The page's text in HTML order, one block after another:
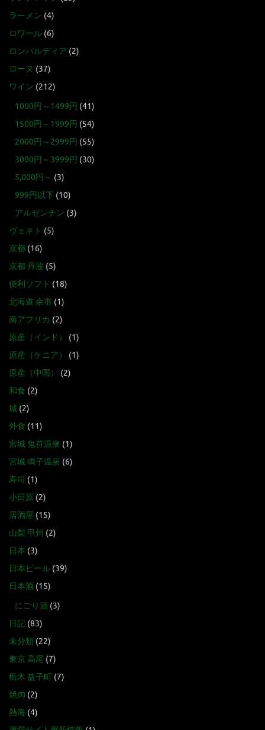
ラーメン (4)
ロワール (6)
ロンバルディア (2)
ローヌ (37)
ワイン (212)
1000円～1499円 (41)
1500円～1999円 (54)
2000円～2999円 (55)
3000円～3999円 (30)
5,000円～ (3)
999円以下 (10)
アルゼンチン (3)
ヴェネト (5)
京都 (16)
京都 丹波 (5)
便利ソフト (18)
北海道 余市 (1)
南アフリカ (2)
原産（インド）
(1)
原産（ケニア）
(1)
原産（中国）
(2)
和食 (2)
城 (2)
外食 (11)
宮城 鬼首温泉 (1)
宮城 鳴子温泉 (6)
寿司 (1)
小田原 (2)
居酒屋 (15)
山梨 甲州 (2)
日本 (3)
日本ビール (39)
日本酒 (15)
にごり酒 (3)
日記 (83)
未分類 (22)
東京 高尾 (7)
栃木 益子町 (7)
焼肉 (2)
熱海 (4)